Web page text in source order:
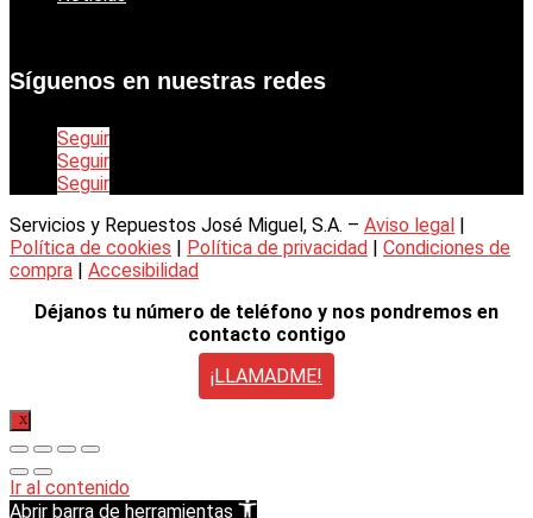
Síguenos en nuestras redes
Seguir
Seguir
Seguir
Servicios y Repuestos José Miguel, S.A. – Aviso legal |
Política de cookies | Política de privacidad | Condiciones de
compra | Accesibilidad
Déjanos tu número de teléfono y nos pondremos en
contacto contigo
¡LLAMADME!
X
Ir al contenido
Abrir barra de herramientas